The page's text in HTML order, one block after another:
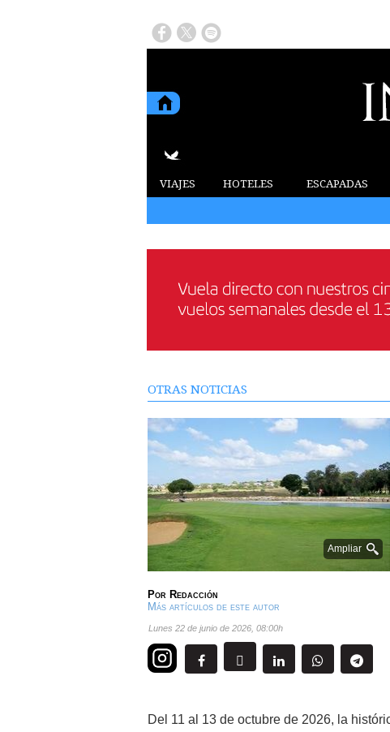
VIAJES HOTELES ESCAPADAS
OTRAS NOTICIAS
Ampliar
Por Redacción
Más artículos de este autor
lunes 22 de junio de 2026 08:00h
Del 11 al 13 de octubre de 2026, la